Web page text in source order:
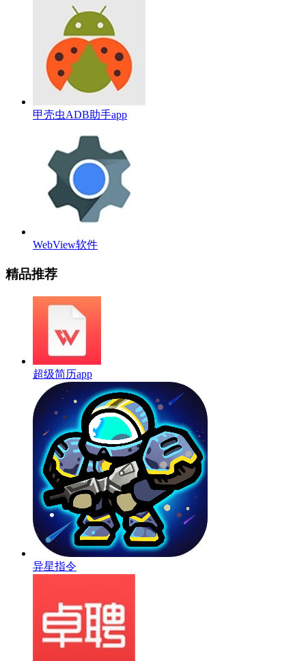
甲壳虫ADB助手app
WebView软件
精品推荐
超级简历app
异星指令